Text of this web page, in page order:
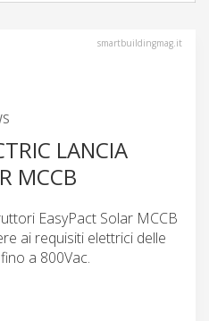
smartbuildingmag.it
LANCIA
MCCB
EasyPact Solar MCCB
ai requisiti elettrici delle
a 800Vac.